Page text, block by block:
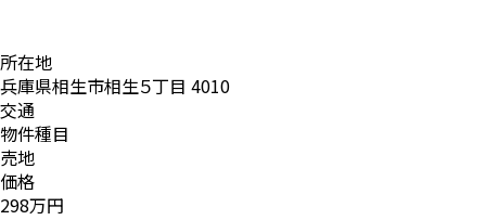
所在地
兵庫県相生市相生５丁目 4010
交通
物件種目
売地
価格
298万円